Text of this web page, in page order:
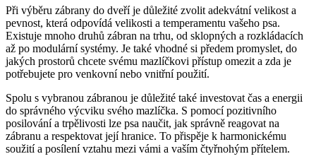
Při ‍výběru zábrany do⁢ dveří je důležité zvolit ⁤adekvátní ​velikost a
pevnost, která odpovídá⁣ velikosti a temperamentu vašeho psa.
Existuje mnoho druhů ‍zábran na trhu, od ⁣sklopných ⁢a rozkládacích
až po‍ modulární systémy. Je také vhodné si⁤ předem‍ promyslet, ‌do
jakých prostorů chcete svému‍ mazlíčkovi‍ přístup omezit a zda je
potřebujete pro venkovní nebo vnitřní použití.
Spolu s vybranou zábranou ​je důležité také ​investovat čas ​a energii
⁢do správného výcviku svého mazlíčka. S pomocí⁢ pozitivního
posilování a ⁢trpělivosti ‌lze psa ⁢naučit, jak správně reagovat na
⁤zábranu a respektovat ‌její hranice. To přispěje k harmonickému
soužití a⁤ posílení vztahu mezi vámi ‍a vaším čtyřnohým přítelem.